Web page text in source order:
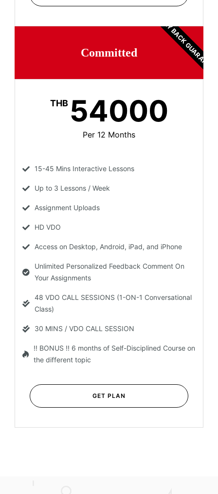
Committed
THB 54000
Per 12 Months
15-45 Mins Interactive Lessons
Up to 3 Lessons / Week
Assignment Uploads
HD VDO
Access on Desktop, Android, iPad, and iPhone
Unlimited Personalized Feedback Comment On
Your Assignments
48 VDO CALL SESSIONS (1-ON-1 Conversational
Class)
30 MINS / VDO CALL SESSION
!! BONUS !! 6 months of Self-Disciplined Course on
the different topic
GET PLAN
MONEY BACK